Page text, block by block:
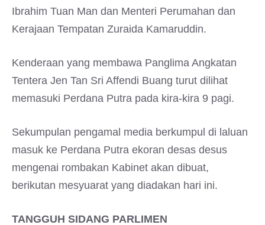
Ibrahim Tuan Man dan Menteri Perumahan dan
Kerajaan Tempatan Zuraida Kamaruddin.
Kenderaan yang membawa Panglima Angkatan
Tentera Jen Tan Sri Affendi Buang turut dilihat
memasuki Perdana Putra pada kira-kira 9 pagi.
Sekumpulan pengamal media berkumpul di laluan
masuk ke Perdana Putra ekoran desas desus
mengenai rombakan Kabinet akan dibuat,
berikutan mesyuarat yang diadakan hari ini.
TANGGUH SIDANG PARLIMEN